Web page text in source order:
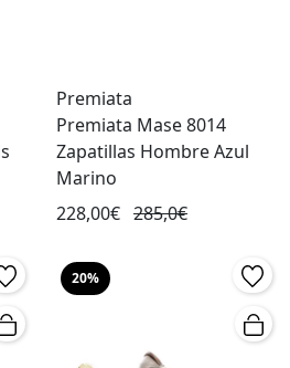
Premiata
Premiata Mase 8014
Zapatillas Hombre Azul
Marino
228,00€ 285,0€
20%